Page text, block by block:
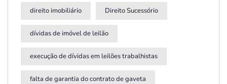
direito imobiliário Direito Sucessório
dívidas de imóvel de leilão
execução de dívidas em leilões trabalhistas
falta de garantia do contrato de gaveta